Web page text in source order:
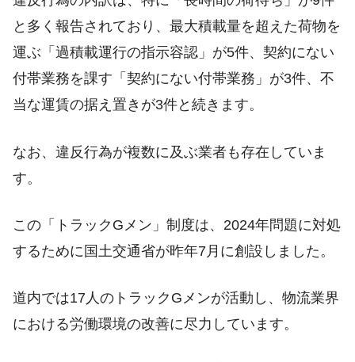
と多く報告されており、最大積載量を超えた荷物を
運ぶ「過積載運行の指示容認」が5件、契約にない
付帯業務を課す「契約にない付帯業務」が3件、不
当な運賃の据え置きが3件と続きます。
なお、違反行為が複数に及ぶ業者も存在していま
す。
この「トラックGメン」制度は、2024年問題に対処
するために国土交通省が昨年7月に創設しました。
道内では17人のトラックGメンが活動し、物流業界
における労働環境の改善に尽力しています。